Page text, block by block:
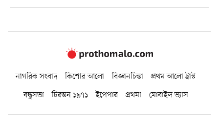
নাগরিক সংবাদ কিশোর আলো বিজ্ঞানচিন্তা
প্রথম আলো ট্রাস্ট
বন্ধুসভা
চিরন্তন ১৯৭১ ইপেপার প্রথমা মোবাইল ভ্যাস